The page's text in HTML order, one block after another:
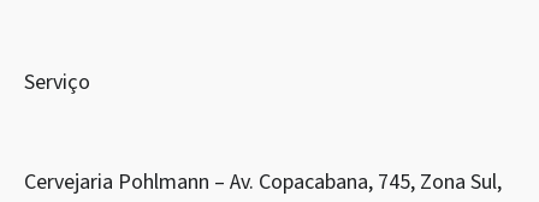
Serviço
Cervejaria Pohlmann – Av. Copacabana, 745, Zona Sul,